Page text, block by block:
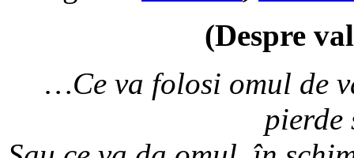
(Despre
…Ce va folosi omul de
pierde